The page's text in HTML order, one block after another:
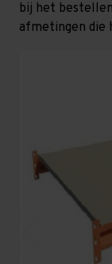
bij het
afmetingen die